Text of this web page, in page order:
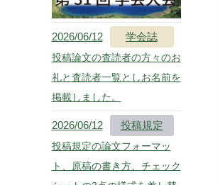
2026/06/12 学会誌
投稿論文の査読者の方々のお
礼と査読者一覧としお名前を
掲載しました。
2026/06/12 投稿規定
投稿規定の論文フォーマッ
ト、原稿の書き方、チェック